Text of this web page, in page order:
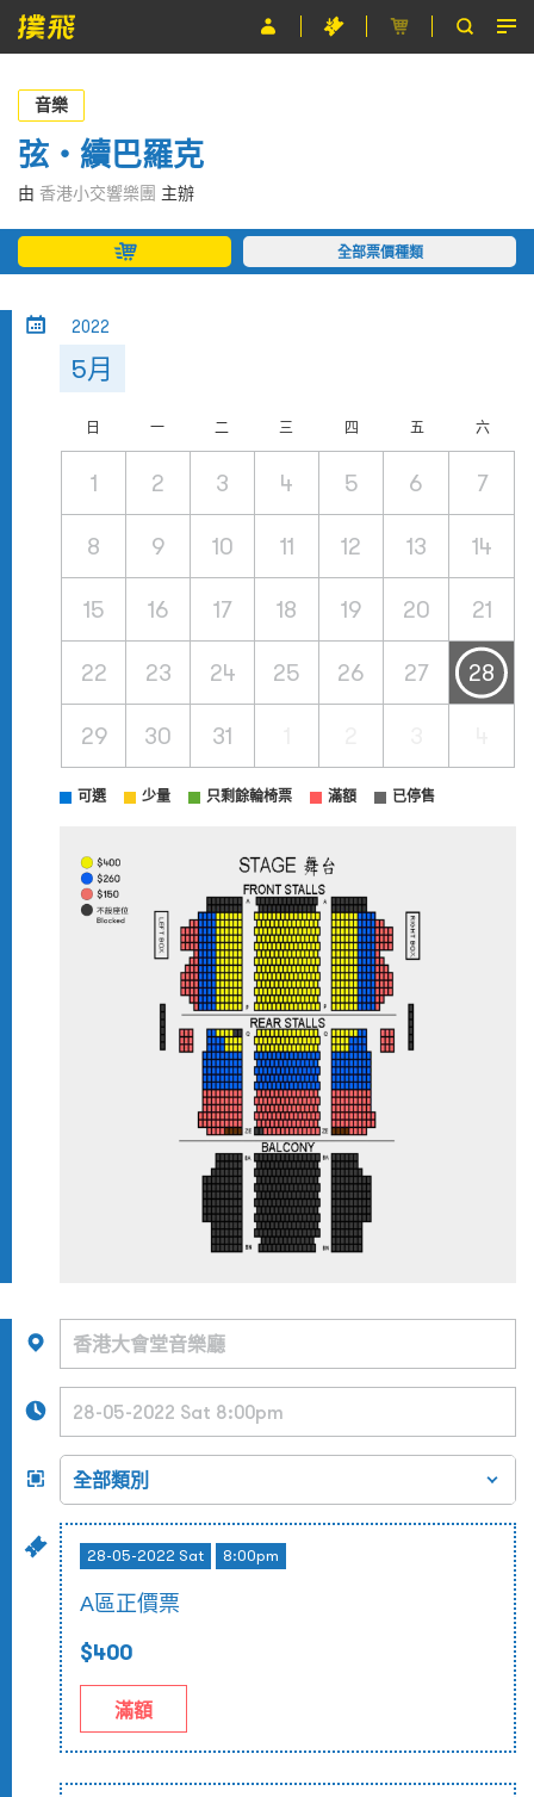
節目
主辦單位
關於撲飛
條款及細則
音樂
弦‧續巴羅克
由 香港小交響樂團 主辦
全部票價種類
2022
5月
日 一 二 三 四 五 六
1 2 3 4 5 6 7
8 9 10 11 12 13 14
15 16 17 18 19 20 21
22 23 24 25 26 27 28
29 30 31
可選 少量 只剩餘輪椅票 滿額 已停售
28-05-2022 Sat 8:00pm
A區正價票
$400
滿額